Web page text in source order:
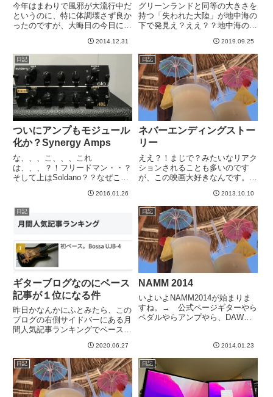
今年はまわりで風邪が大流行中だ
というのに、特に体調壊さず良か
ったのですが、大晦日の今日にな
寝る前に、黒にんにくから生姜か
ら、ココナッツオイルやら生姜や
ら、ユンケルやら、様々な栄養素
を打ち込まれたおかげで今日は
だ...
2014.12.31
グリーンランドと同等の大きさを
持つ「失われた大陸」が地中海の
下で発見え？ええ？？地中海の下
たいな感じですが、どうやらそれ
とは違うらしいです。詳しくは上
のURLの記事を見ていただくとし
て、しかしすごいですね。失わ...
2019.09.25
日記
ついにアンプもモジュール
化か？Synergy Amps
な、、、こ、、、これ
は、、、？！フリードマン・・？
そして上はSoldano？？なぜこん
れたSynergy Ampsというものだ
そうです。以前から規格はあった
ものの、改名し、それにともな
い、Friedman, M...
2016.01.26
日記
ネバーエンディングストー
リー
ええ？！まじで？みたいなリアク
ションされることも多いのです
が、この映画大好きなんです。そ
ピコピコピコピコピコピコが始ま
るとテンションあがります＾＾初
めて聴いたのが多分、小学生の頃
だったと思うのですが、この曲の
ピ...
2013.10.10
日記
ギターブログなのにベース
記事が１位になる件
昨日かなんかにふとみたら、この
ブログの右側サイドバーにある月
間人気記事ランキングでベースの
気づいて、スクリーンショットを
撮っておきました。携帯だとメニ
ュー押さないとでてこないのか
な、これ。ギターブログでありな
が...
2020.06.27
日記
NAMM 2014
いよいよNAMM2014が始まりま
すね。→ 公式ページギターやら
ペダルやらアンプやら、DAW関
な、もういいようなw-----2014.01.23
日記 日記